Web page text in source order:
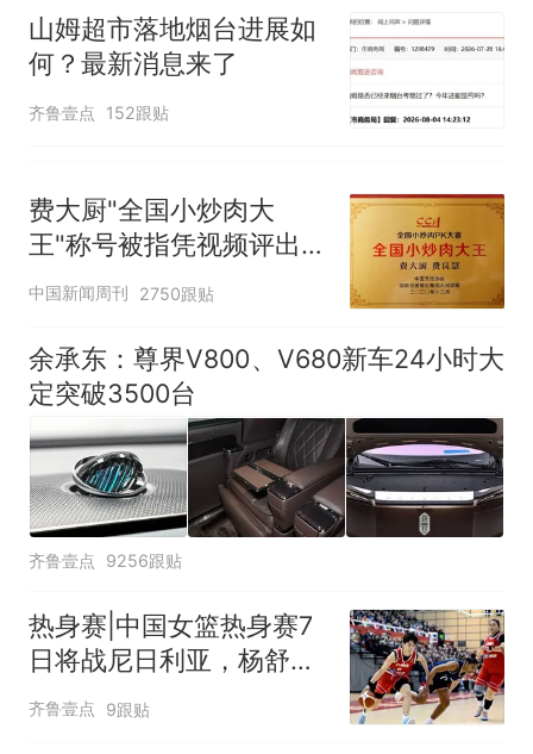
山姆超市落地烟台进展如
何？最新消息来了
齐鲁壹点 152跟贴
费大厨"全国小炒肉大
王"称号被指凭视频评出
官方回应
中国新闻周刊 2750跟贴
余承东：尊界V800、V680新车24小时大
定突破3500台
齐鲁壹点 9256跟贴
热身赛|中国女篮热身赛7
日将战尼日利亚，杨舒予
有望出战
齐鲁壹点 9跟贴